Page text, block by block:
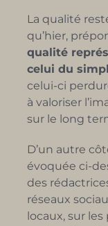
La qualité
qu’hier,
qualité
celui du
celui-ci
à valoriser
sur le long
D’un autre
évoquée ci-
des
réseaux
locaux, sur